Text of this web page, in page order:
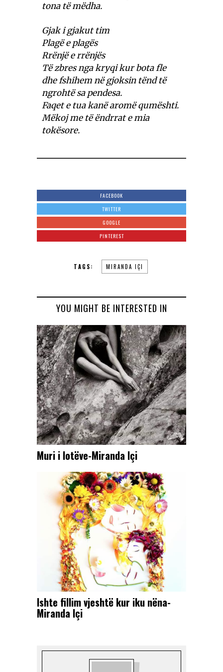
tona të mëdha.
Gjak i gjakut tim
Plagë e plagës
Rrënjë e rrënjës
Të zbres nga kryqi kur bota fle
dhe fshihem në gjoksin tënd të
ngrohtë sa pendesa.
Faqet e tua kanë aromë qumështi.
Mëkoj me të ëndrrat e mia
tokësore.
FACEBOOK
TWITTER
GOOGLE
PINTEREST
TAGS: MIRANDA IÇI
YOU MIGHT BE INTERESTED IN
Muri i lotëve-Miranda Içi
Ishte fillim vjeshtë kur iku nëna-
Miranda Içi